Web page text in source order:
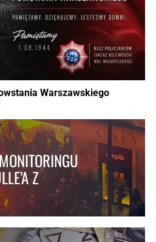
Warszawskiego
Z